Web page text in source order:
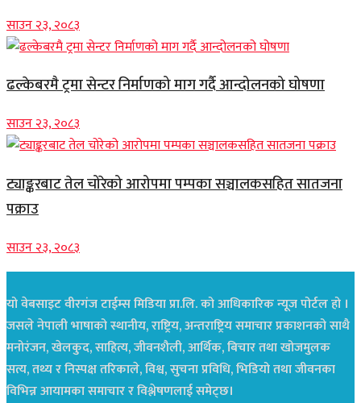
साउन २३, २०८३
ढल्केबरमै ट्रमा सेन्टर निर्माणको माग गर्दै आन्दोलनको घोषणा
साउन २३, २०८३
ट्याङ्करबाट तेल चोरेको आरोपमा पम्पका सञ्चालकसहित सातजना
पक्राउ
साउन २३, २०८३
यो वेबसाइट वीरगंज टाईम्स मिडिया प्रा.लि. को आधिकारिक न्यूज पोर्टल हो ।
जसले नेपाली भाषाको स्थानीय, राष्ट्रिय, अन्तराष्ट्रिय समाचार प्रकाशनको साथै
मनोरंजन, खेलकुद, साहित्य, जीवनशैली, आर्थिक, बिचार तथा खोजमुलक
सत्य, तथ्य र निस्पक्ष तरिकाले, विश्व, सुचना प्रविधि, भिडियो तथा जीवनका
विभिन्न आयामका समाचार र विश्लेषणलाई समेट्छ।